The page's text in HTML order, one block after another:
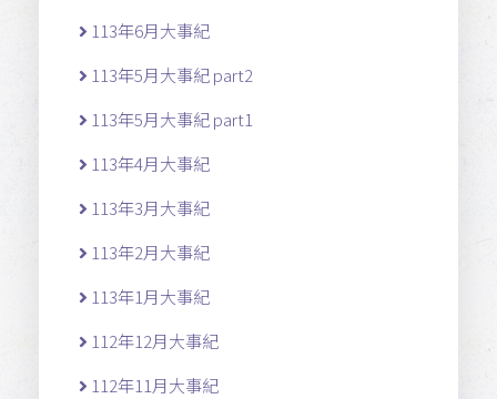
113年6月大事紀
113年5月大事紀 part2
113年5月大事紀 part1
113年4月大事紀
113年3月大事紀
113年2月大事紀
113年1月大事紀
112年12月大事紀
112年11月大事紀